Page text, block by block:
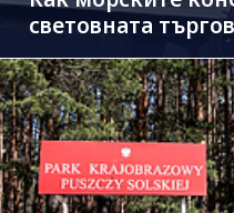
световната